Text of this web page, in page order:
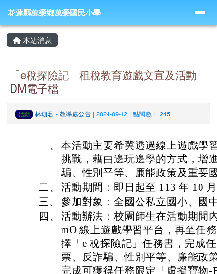
花蓮縣萬榮鄉萬榮國民小學
導覽列
花蓮縣萬榮鄉萬榮國民小學
主內容區域
本站消息
「e稅探險記」租稅教育遊戲文宣及活動
DM電子檔
活動 林珈君 -教導處公告 | 2024-09-12 | 點閱數： 245
一、 本活動主要希冀透過線上遊戲學
挑戰，藉由邊玩邊學的方式，增
騙、性別平等、廉能政策及重要
二、 活動期間：即日起至 113 年 10
三、 參加對象：全國公私立國小、國
四、 活動辦法：校園師生在活動期間
mO 線上遊戲學習平台，再至任
擇「e 稅探險記」任務書，完成
票、反詐騙、性別平等、廉能政
完成可獲得任務限定「虛擬寶物-
頁尾區域